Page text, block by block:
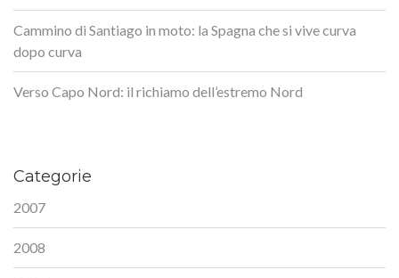
Cammino di Santiago in moto: la Spagna che si vive curva
dopo curva
Verso Capo Nord: il richiamo dell’estremo Nord
Categorie
2007
2008